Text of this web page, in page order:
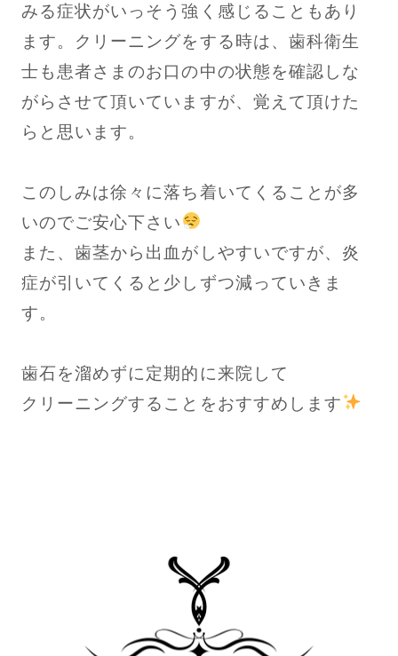
みる症状がいっそう強く感じることもあり
ます。クリーニングをする時は、歯科衛生
士も患者さまのお口の中の状態を確認しな
がらさせて頂いていますが、覚えて頂けた
らと思います。
このしみは徐々に落ち着いてくることが多
いのでご安心下さい
また、歯茎から出血がしやすいですが、炎
症が引いてくると少しずつ減っていきま
す。
歯石を溜めずに定期的に来院して
クリーニングすることをおすすめします